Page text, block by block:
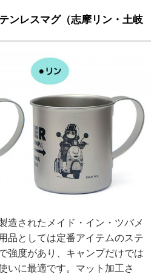
ンレスマグ（志摩リン・土岐
造されたメイド・イン・ツバメ
品としては定番アイテムのステ
強度があり、キャンプだけでは
いに最適です。マット加工さ